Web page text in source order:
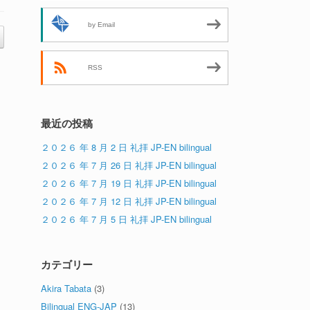
by Email
RSS
最近の投稿
２０２６ 年 8 月 2 日 礼拝 JP-EN bilingual
２０２６ 年 7 月 26 日 礼拝 JP-EN bilingual
２０２６ 年 7 月 19 日 礼拝 JP-EN bilingual
２０２６ 年 7 月 12 日 礼拝 JP-EN bilingual
２０２６ 年 7 月 5 日 礼拝 JP-EN bilingual
カテゴリー
Akira Tabata (3)
Bilingual ENG-JAP (13)